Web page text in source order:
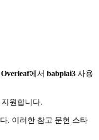
Overleaf에서 babplai3 사용
원합니다.
. 이러한 참고 문헌 스타